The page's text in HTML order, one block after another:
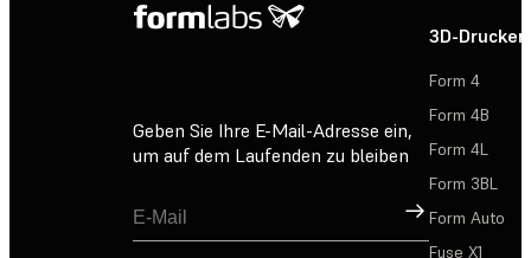
Geben Sie Ihre E-Mail-Adresse ein,
um auf dem Laufenden zu bleiben
Registrieren
3D-Drucker
Form 4
Form 4B
Form 4L
Form 3BL
Form Auto
Fuse X1